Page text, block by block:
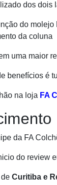
dos dois
do
da coluna
uma maior
benefícios é
na loja FA
da FA
do review
Curitiba e